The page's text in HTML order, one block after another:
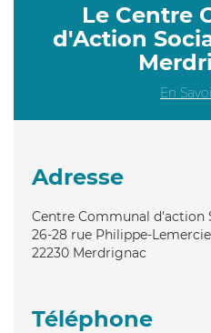
Le Centre
d'Action
En
Adresse
Centre Communal d'action
26-28 rue Philippe-
22230 Merdrignac
Téléphone